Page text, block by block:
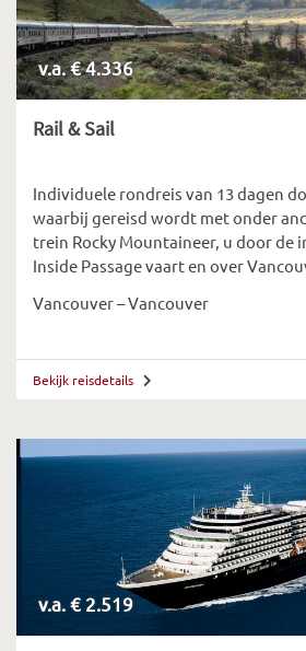
v.a. € 4.336
Rail & Sail
Individuele rondreis van 13 dagen
waarbij gereisd wordt met onder
trein Rocky Mountaineer, u door de
Inside Passage vaart en over
Vancouver – Vancouver
Bekijk reisdetails
v.a. € 2.519